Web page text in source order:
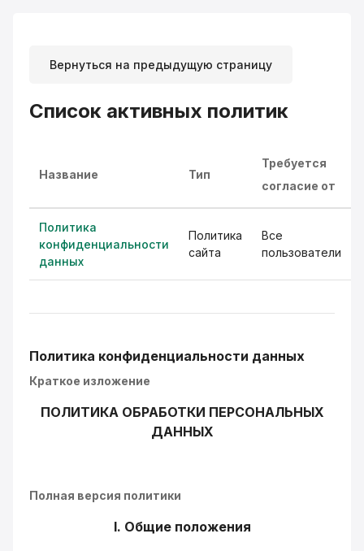
Вернуться на предыдущую страницу
Список активных политик
Название Тип
Требуется
согласие от
Политика
конфиденциальности
данных
Политика
сайта
Все
пользователи
Политика конфиденциальности данных
Краткое изложение
ПОЛИТИКА ОБРАБОТКИ ПЕРСОНАЛЬНЫХ
ДАННЫХ
Полная версия политики
I. Общие положения